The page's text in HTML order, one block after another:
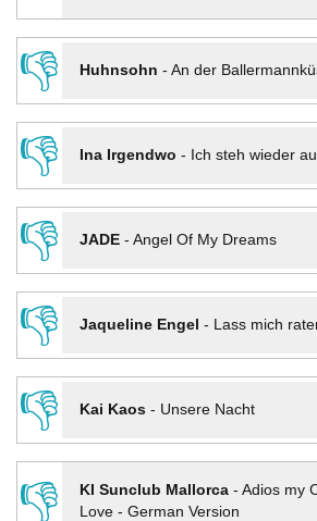
👎
Huhnsohn - An der
👎
Ina Irgendwo - Ich steh wieder
👎
JADE- Angel Of My Dreams
👎
Jaqueline Engel - Lass mich
👎
Kai Kaos- Unsere Nacht
👎
KI Sunclub Mallorca- Adios my
Love - German Version